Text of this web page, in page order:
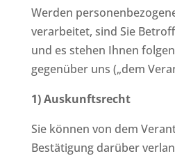
Werden
verarbeitet, sind Sie
und es stehen Ihnen
gegenüber uns („dem
1) Auskunftsrecht
Sie können von dem
Bestätigung darüber